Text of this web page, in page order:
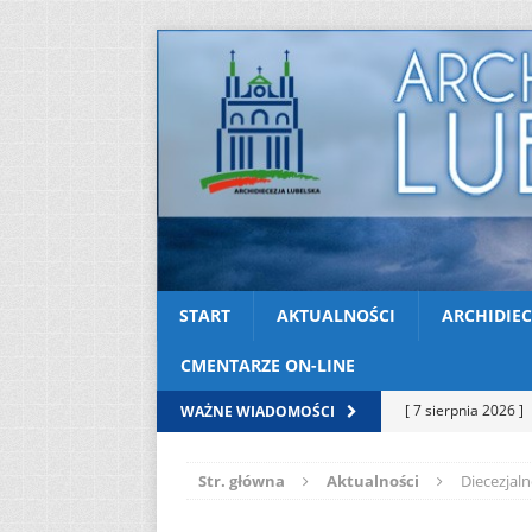
START AKTUALNOŚCI
CMENTARZE ON-LINE
WAŻNE WIADOMOŚCI [ 7 sierpnia 2026 ]
[ 7 sierpnia 2026 ]
Str. główna Aktualności